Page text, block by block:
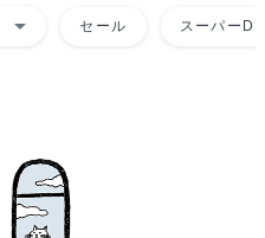
arrow_drop_down セール スーパー